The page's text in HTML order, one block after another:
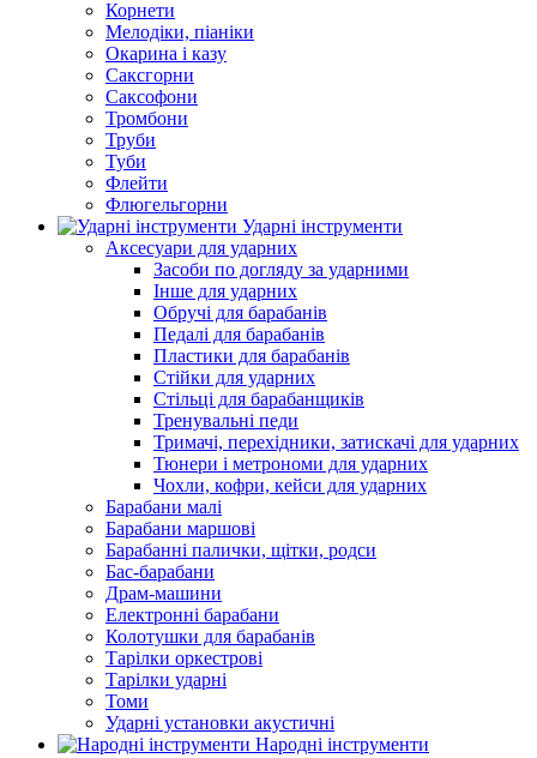
Корнети
Мелодіки, піаніки
Окарина і казу
Саксгорни
Саксофони
Тромбони
Труби
Туби
Флейти
Флюгельгорни
Ударні інструменти
Аксесуари для ударних
Засоби по догляду за ударними
Інше для ударних
Обручі для барабанів
Педалі для барабанів
Пластики для барабанів
Стійки для ударних
Стільці для барабанщиків
Тренувальні педи
Тримачі, перехідники, затискачі для ударних
Тюнери і метрономи для ударних
Чохли, кофри, кейси для ударних
Барабани малі
Барабани маршові
Барабанні палички, щітки, родси
Бас-барабани
Драм-машини
Електронні барабани
Колотушки для барабанів
Тарілки оркестрові
Тарілки ударні
Томи
Ударні установки акустичні
Народні інструменти